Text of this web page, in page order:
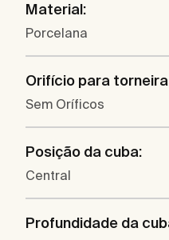
Material:
Porcelana
Orifício para
Sem Oríficos
Posição da cuba:
Central
Profundidade da